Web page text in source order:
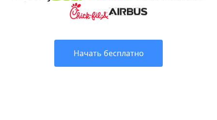
Начать бесплатно